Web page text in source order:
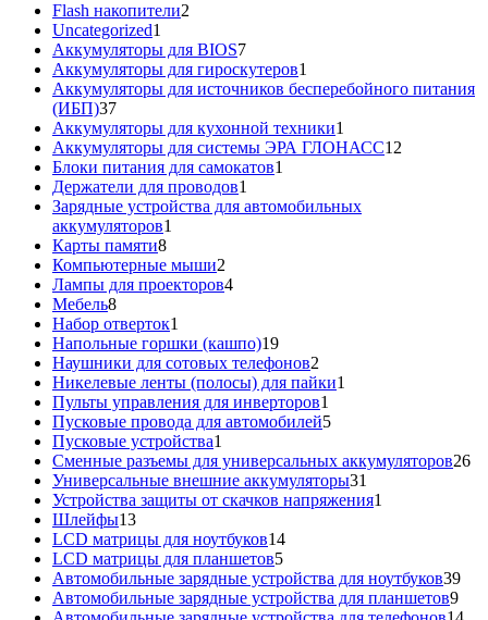
Flash накопители2
Uncategorized1
товар
Аккумуляторы для BIOS77
товаров
Аккумуляторы для гироскутеров1
товар
Аккумуляторы для источников бесперебойного питания
(ИБП)3737
товаров
Аккумуляторы для кухонной техники1
товар
Аккумуляторы для системы ЭРА ГЛОНАСС12
Блоки питания для самокатов1
Держатели для проводов1
товар
Зарядные устройства для автомобильных
аккумуляторов1
Карты памяти88
товаров
Компьютерные мыши2
товара
Лампы для проекторов44
Мебель88
товаров
Набор отверток1
товар
Напольные горшки (кашпо)1919
товаров
Наушники для сотовых телефонов2
товара
Никелевые ленты (полосы) для пайки1
Пульты управления для инверторов1
товар
Пусковые провода для автомобилей55
Пусковые устройства1
товар
Сменные разъемы для универсальных аккумуляторов2626
Универсальные внешние аккумуляторы31
товар
Устройства защиты от скачков напряжения1
Шлейфы1313
товаров
LCD матрицы для ноутбуков1414
LCD матрицы для планшетов55
товаров
Автомобильные зарядные устройства для ноутбуков3939
Автомобильные зарядные устройства для планшетов99